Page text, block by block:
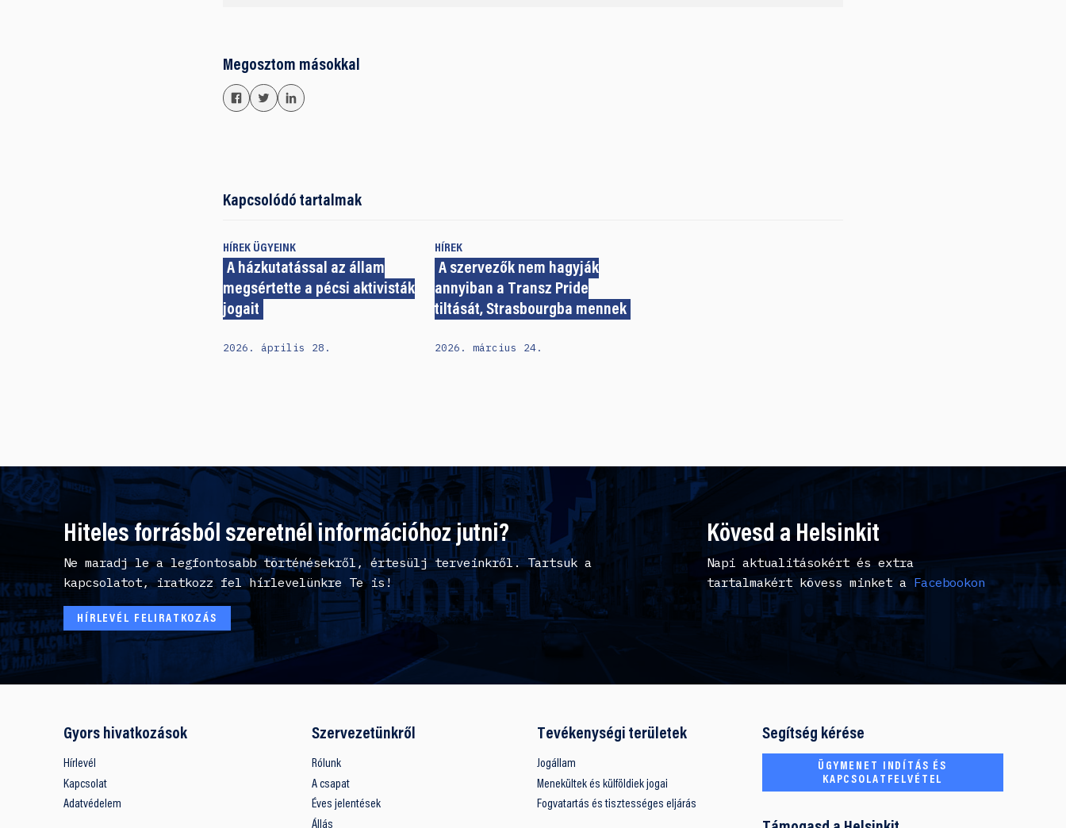
Megosztom másokkal
Kapcsolódó tartalmak
HÍREK ÜGYEINK
A házkutatással az állam
megsértette a pécsi aktivisták
jogait
2026. április 28.
HÍREK
A szervezők nem hagyják
annyiban a Transz Pride
tiltását, Strasbourgba mennek
2026. március 24.
Hiteles forrásból szeretnél információhoz jutni?
Ne maradj le a legfontosabb történésekről, értesülj terveinkről. Tartsuk a
kapcsolatot, iratkozz fel hírlevelünkre Te is!
HÍRLEVÉL FELIRATKOZÁS
Kövesd a Helsinkit
Napi aktualitásokért és extra
tartalmakért kövess minket aFacebookon
Gyors hivatkozások
Hírlevél
Kapcsolat
Adatvédelem
Szervezetünkről
Rólunk
A csapat
Éves jelentések
Állás
Tevékenységi területek
Jogállam
Menekültek és külföldiek jogai
Fogvatartás és tisztességes eljárás
Segítség kérése
ÜGYMENET INDÍTÁS ÉS
KAPCSOLATFELVÉTEL